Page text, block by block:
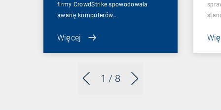
1 / 8
firmy CrowdStrike spowodowała
awarię komputerów…
Więcej